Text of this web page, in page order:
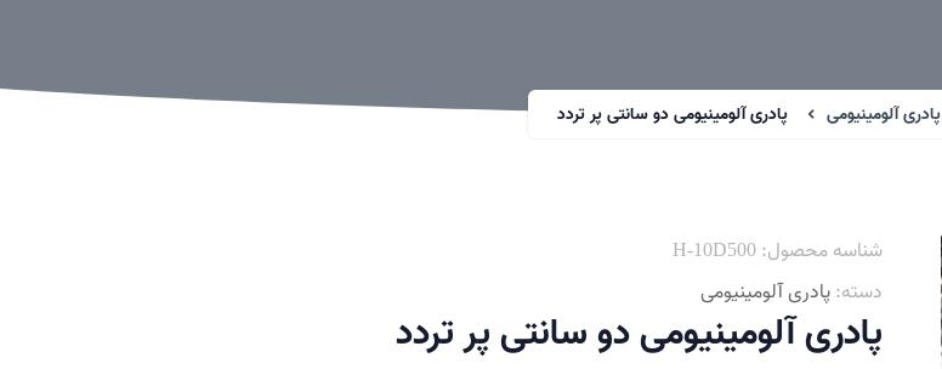
پادری آلومینیومی پادری آلومینیومی دو سانتی پر تردد
شناسه محصول: H-10D500
دسته:پادری آلومینیومی
پادری آلومینیومی دو سانتی پر تردد